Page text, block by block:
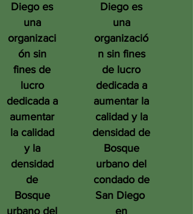
Diego es
una
organizaci
ón sin
fines de
lucro
dedicada a
aumentar
la calidad
y la
densidad
de
Bosque
urbano del
Diego es
una
organizació
n sin fines
de lucro
dedicada a
aumentar la
calidad y la
densidad de
Bosque
urbano del
condado de
San Diego
en